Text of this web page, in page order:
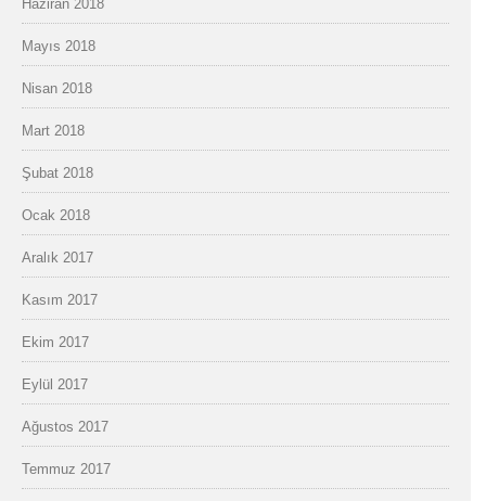
Haziran 2018
Mayıs 2018
Nisan 2018
Mart 2018
Şubat 2018
Ocak 2018
Aralık 2017
Kasım 2017
Ekim 2017
Eylül 2017
Ağustos 2017
Temmuz 2017